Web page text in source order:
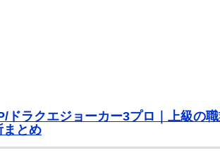
ドラクエジョーカー3プロ｜上級の
まとめ